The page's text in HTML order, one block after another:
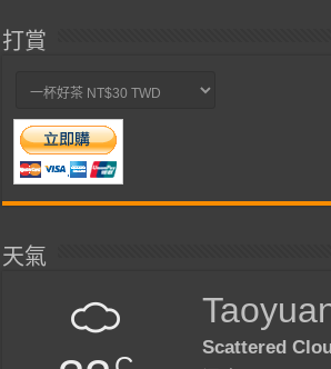
打賞
天氣
Scattered